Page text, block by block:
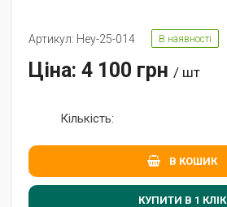
Артикул: Hey-25-014 В наявності
Ціна: 4 100 грн / шт
Кількість:
В КОШИК
КУПИТИ В 1 КЛIК